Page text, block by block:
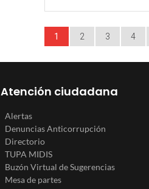
1 2 3 4
Atención ciudadana
Alertas
Denuncias Anticorrupción
Directorio
TUPA MIDIS
Buzón Virtual de Sugerencias
Mesa de partes